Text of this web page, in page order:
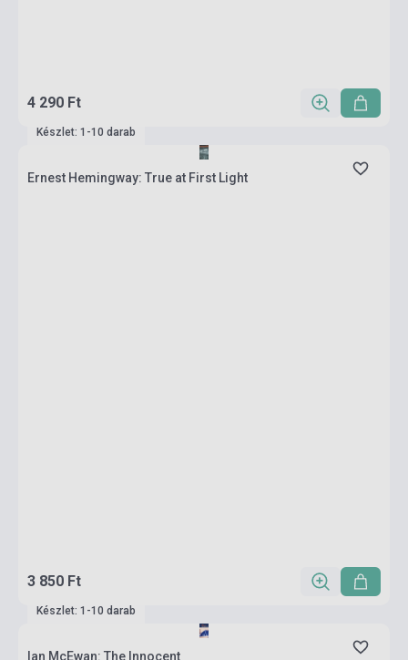
4 290 Ft
Készlet: 1-10 darab
Ernest Hemingway: True at First Light
3 850 Ft
Készlet: 1-10 darab
Ian McEwan: The Innocent